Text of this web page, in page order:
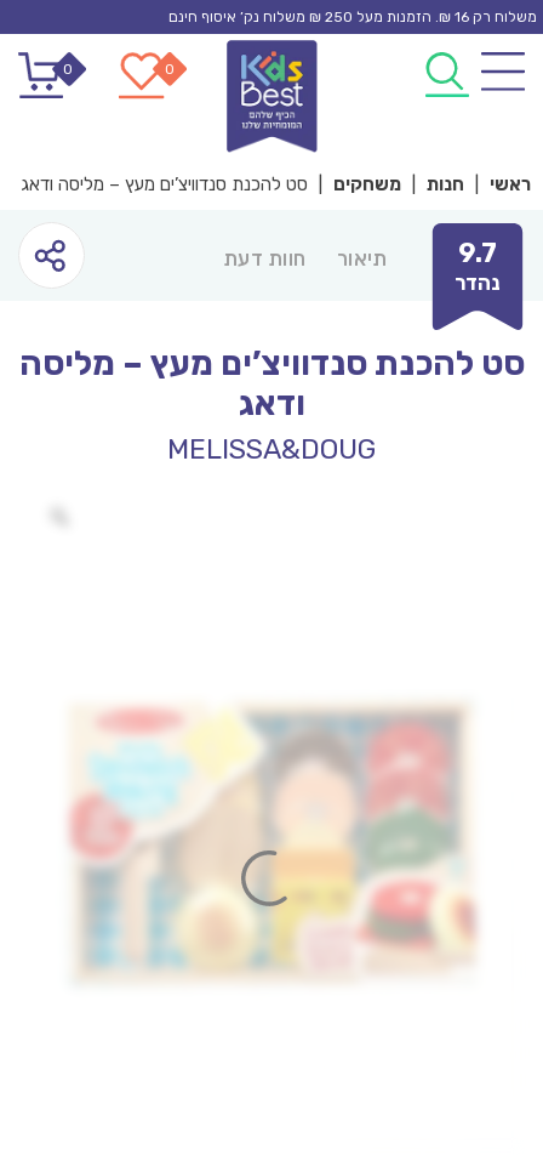
Skip
content
משלוח רק 16 ₪. הזמנות מעל 250 ₪ משלוח נק’ איסוף חינם
0
0
ראשי חנות משחקים סט להכנת סנדוויצ’ים מעץ – מליסה ודאג
9.7
נהדר
תיאור חוות דעת
סט להכנת סנדוויצ’ים מעץ – מליסה
ודאג
MELISSA&DOUG